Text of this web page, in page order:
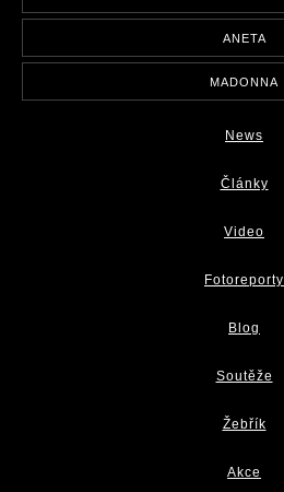
ANETA
MADONNA
News
Články
Video
Fotoreporty
Blog
Soutěže
Žebřík
Akce